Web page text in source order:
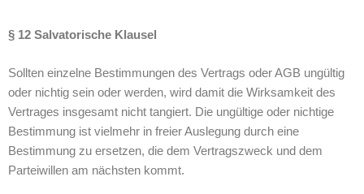
§ 12 Salvatorische Klausel
Sollten einzelne Bestimmungen des Vertrags oder AGB ungültig
oder nichtig sein oder werden, wird damit die Wirksamkeit des
Vertrages insgesamt nicht tangiert. Die ungültige oder nichtige
Bestimmung ist vielmehr in freier Auslegung durch eine
Bestimmung zu ersetzen, die dem Vertragszweck und dem
Parteiwillen am nächsten kommt.